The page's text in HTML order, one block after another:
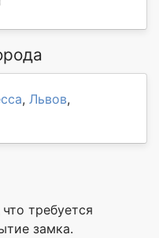
, Львов,
требуется
замка.